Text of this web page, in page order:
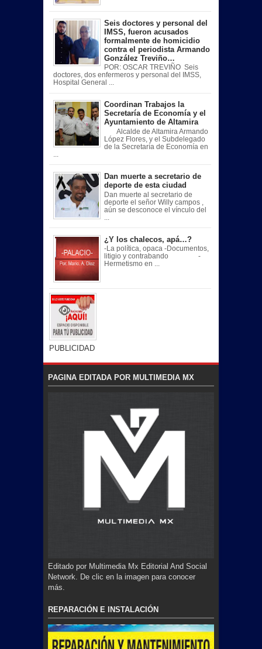
Seis doctores y personal del
IMSS, fueron acusados
formalmente de homicidio
contra el periodista Armando
González Treviño…
POR: OSCAR TREVIÑO Seis
doctores, dos enfermeros y personal del IMSS,
Hospital General ...
Coordinan Trabajos la
Secretaría de Economía y el
Ayuntamiento de Altamira
Alcalde de Altamira Armando
López Flores, y el Subdelegado
de la Secretaría de Economía en
Dan muerte a secretario de
deporte de esta ciudad
Dan muerte al secretario de
deporte el señor Willy campos ,
aún se desconoce el vínculo del
¿Y los chalecos, apá…?
-La política, opaca -Documentos,
litigio y contrabando -
Hermetismo en ...
PUBLICIDAD
PAGINA EDITADA POR MULTIMEDIA MX
Editado por Multimedia Mx Editorial And Social
Network. De clic en la imagen para conocer
más.
REPARACIÓN E INSTALACIÓN